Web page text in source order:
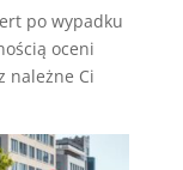
po wypadku
oceni
należne Ci